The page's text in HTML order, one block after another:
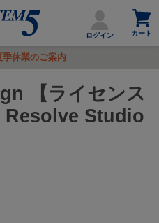
ログイン
カ
ー
ト
を
カート
季休業のご案内
【ライセンス
Resolve Studio